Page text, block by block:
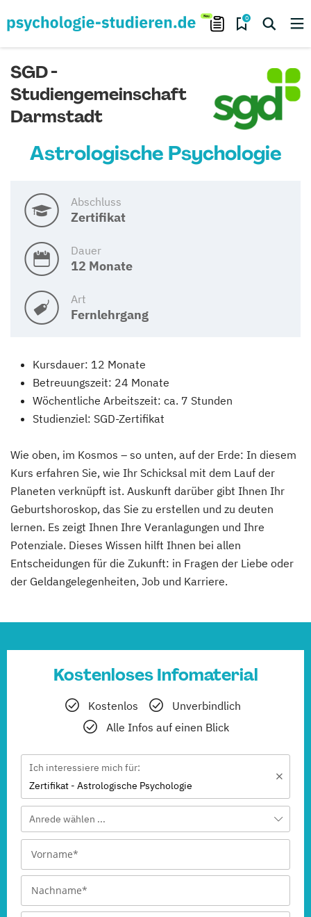
0
SGD -
Studiengemeinschaft
Darmstadt
Astrologische Psychologie
Abschluss
Zertifikat
Dauer
12 Monate
Art
Fernlehrgang
Kursdauer: 12 Monate
Betreuungszeit: 24 Monate
Wöchentliche Arbeitszeit: ca. 7 Stunden
Studienziel: SGD-Zertifikat
Wie oben, im Kosmos – so unten, auf der Erde: In diesem
Kurs erfahren Sie, wie Ihr Schicksal mit dem Lauf der
Planeten verknüpft ist. Auskunft darüber gibt Ihnen Ihr
Geburtshoroskop, das Sie zu erstellen und zu deuten
lernen. Es zeigt Ihnen Ihre Veranlagungen und Ihre
Potenziale. Dieses Wissen hilft Ihnen bei allen
Entscheidungen für die Zukunft: in Fragen der Liebe oder
der Geldangelegenheiten, Job und Karriere.
Kostenloses Infomaterial
Kostenlos
Unverbindlich
Alle Infos auf einen Blick
Ich interessiere mich für:
Zertifikat - Astrologische Psychologie
Anrede wählen ...